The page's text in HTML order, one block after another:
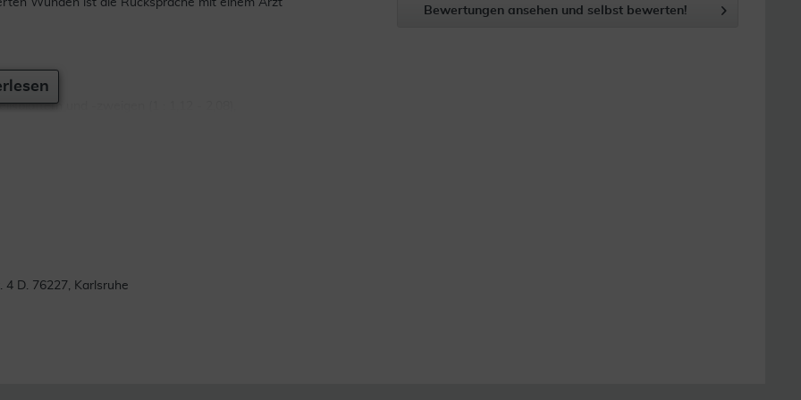
und -zweigen (1 : 1,12 - 2,08),
Glycerolmonostearat-L-(+)-6-O-Palmitoylas-
Natriumedetat (Ph. Eur.); Glycerol(mono/di/tri)
(enthält Butylhydroxytoluol).
D. 76227, Karlsruhe
Bewertungen ansehen und selbst bewerten!